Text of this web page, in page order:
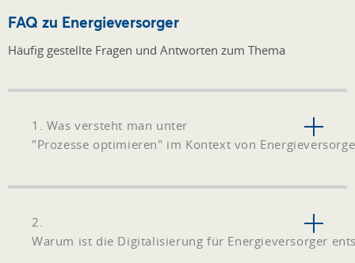
FAQ zu Energieversorger
Häufig gestellte Fragen und Antworten zum Thema
1. Was versteht man unter
"Prozesse optimieren" im Kontext von
2.
Warum ist die Digitalisierung für Energieversorger